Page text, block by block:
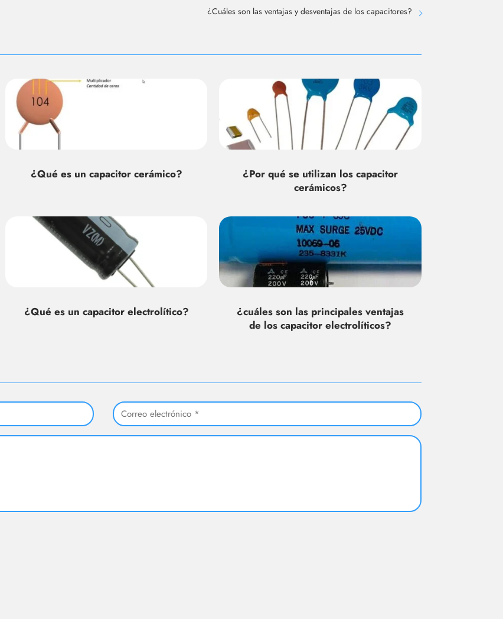
¿Cuáles son las ventajas y desventajas de los capacitores?
¿Qué es un capacitor cerámico?
¿Por qué se utilizan los capacitor
cerámicos?
¿Qué es un capacitor electrolítico?
¿cuáles son las principales ventajas
de los capacitor electrolíticos?